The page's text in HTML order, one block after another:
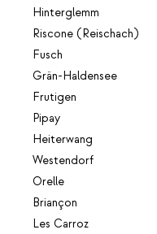
Hinterglemm
Riscone (Reischach)
Fusch
Grän-Haldensee
Frutigen
Pipay
Heiterwang
Westendorf
Orelle
Briançon
Les Carroz